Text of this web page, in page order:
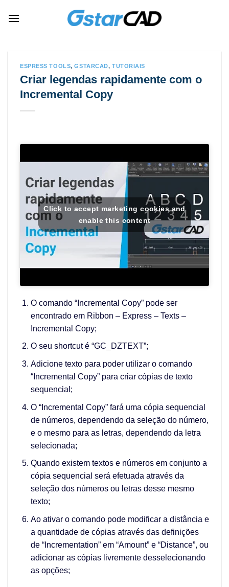
ESPRESS TOOLS,GSTARCAD,TUTORIAIS
Criar legendas rapidamente com o
Incremental Copy
Click to accept marketing cookies and
enable this content
O comando “Incremental Copy” pode ser
encontrado em Ribbon – Express – Texts –
Incremental Copy;
O seu shortcut é “GC_DZTEXT”;
Adicione texto para poder utilizar o comando
“Incremental Copy” para criar cópias de texto
sequencial;
O “Incremental Copy” fará uma cópia sequencial
de números, dependendo da seleção do número,
e o mesmo para as letras, dependendo da letra
selecionada;
Quando existem textos e números em conjunto a
cópia sequencial será efetuada através da
seleção dos números ou letras desse mesmo
texto;
Ao ativar o comando pode modificar a distância e
a quantidade de cópias através das definições
de “Incrementation” em “Amount” e “Distance”, ou
adicionar as cópias livremente desselecionando
as opções;